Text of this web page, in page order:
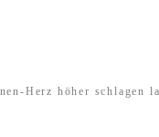
Herz höher schlagen